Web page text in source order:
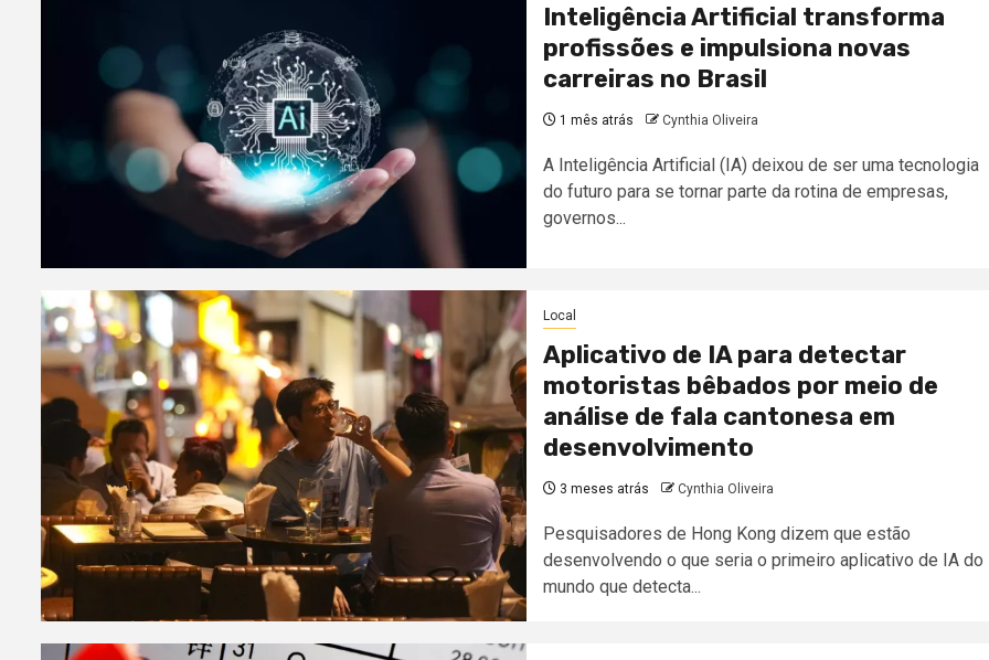
Inteligência Artificial transforma
profissões e impulsiona novas
carreiras no Brasil
1 mês atrás Cynthia Oliveira
A Inteligência Artificial (IA) deixou de ser uma tecnologia
do futuro para se tornar parte da rotina de empresas,
governos...
Local
Aplicativo de IA para detectar
motoristas bêbados por meio de
análise de fala cantonesa em
desenvolvimento
3 meses atrás Cynthia Oliveira
Pesquisadores de Hong Kong dizem que estão
desenvolvendo o que seria o primeiro aplicativo de IA do
mundo que detecta...